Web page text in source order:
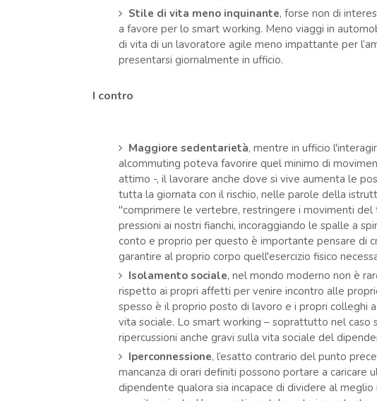
Stile di vita meno inquinante, forse non di
a favore per lo smart working. Meno viaggi in
di vita di un lavoratore agile meno impattante per
presentarsi giornalmente in ufficio.
I contro
Maggiore sedentarietà, mentre in ufficio
alcommuting poteva favorire quel minimo di
attimo -, il lavorare anche dove si vive aumenta le
tutta la giornata con il rischio, nelle parole della
"comprimere le vertebre, restringere i movimenti del
pressioni ai nostri fianchi, incoraggiando le spalle a
conto e proprio per questo è importante pensare di
garantire al proprio corpo quell'esercizio fisico
Isolamento sociale, nel mondo moderno non è
rispetto ai propri affetti per venire incontro alle
spesso è il proprio posto di lavoro e i propri colleghi
vita sociale. Lo smart working – soprattutto nel caso
ripercussioni anche gravi sulla vita sociale del
Iperconnessione, l’esatto contrario del punto
mancanza di orari definiti possono portare a caricare
dipendente qualora sia incapace di dividere al